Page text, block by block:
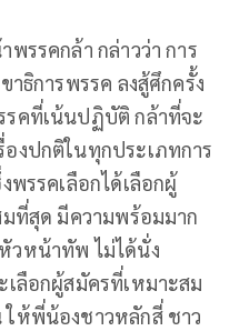
รรคกล้า กล่าวว่า การ
าธิการพรรค ลงสู้ศึกครั้ง
คที่เน้นปฏิบัติ กล้าที่จะ
งปกติในทุกประเภทการ
พรรคเลือกได้เลือกผู้
ที่สุด มีความพร้อมมาก
วหน้าทัพ ไม่ได้นั่ง
ลือกผู้สมัครที่เหมาะสม
ห้พี่น้องชาวหลักสี่ ชาว